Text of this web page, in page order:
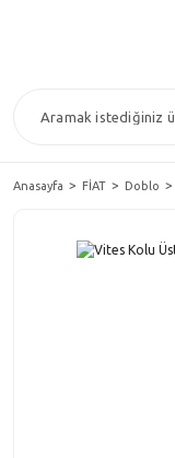
Anasayfa FİAT Doblo